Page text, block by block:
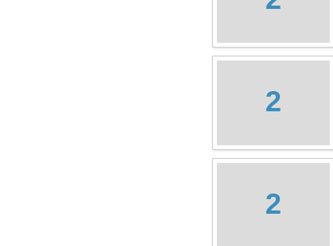
2
2